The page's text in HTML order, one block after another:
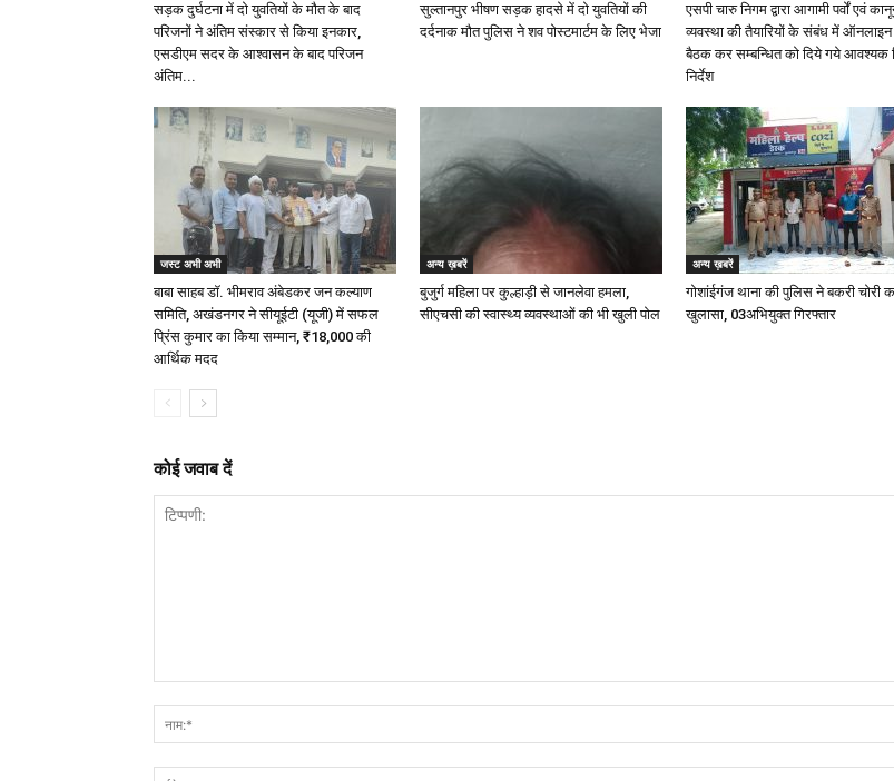
सड़क दुर्घटना में दो युवतियों के मौत के बाद
परिजनों ने अंतिम संस्कार से किया इनकार,
एसडीएम सदर के आश्वासन के बाद परिजन
अंतिम...
सुल्तानपुर भीषण सड़क हादसे में दो युवतियों की
दर्दनाक मौत पुलिस ने शव पोस्टमार्टम के लिए भेजा
एसपी चारु निगम द्वारा आगामी पर्वों एवं
व्यवस्था की तैयारियों के संबंध में ऑनलाइन
बैठक कर सम्बन्धित को दिये गये आवश्यक
निर्देश
जस्ट अभी अभी
बाबा साहब डॉ. भीमराव अंबेडकर जन कल्याण
समिति, अखंडनगर ने सीयूईटी (यूजी) में सफल
प्रिंस कुमार का किया सम्मान, ₹18,000 की
आर्थिक मदद
अन्य ख़बरें
बुजुर्ग महिला पर कुल्हाड़ी से जानलेवा हमला,
सीएचसी की स्वास्थ्य व्यवस्थाओं की भी खुली पोल
अन्य ख़बरें
गोशांईगंज थाना की पुलिस ने बकरी चोरी
खुलासा, 03अभियुक्त गिरफ्तार
कोई जवाब दें